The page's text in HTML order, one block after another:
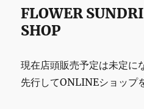
FLOWER
SHOP
現在店頭販売予定は未定
先行してONLINEショップ